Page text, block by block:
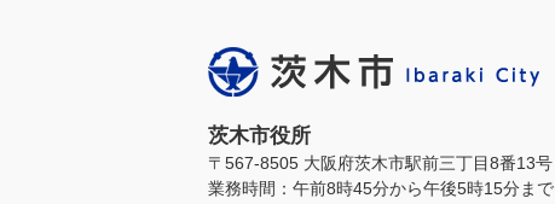
茨木市役所
〒567-8505 大阪府茨木市駅前三丁目8番13号
業務時間：午前8時45分から午後5時15分まで